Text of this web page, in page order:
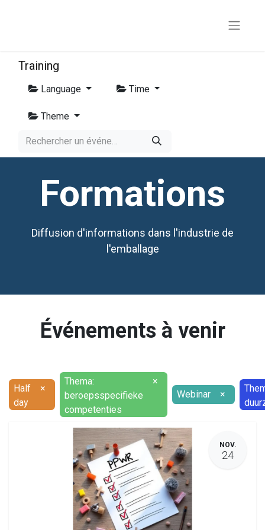
Training
Language Time
Theme
Formations
Diffusion d'informations dans l'industrie de
l'emballage
Événements à venir
Half
day
×
Thema:
beroepsspecifieke
competenties
×
Webinar
×
NOV.
24